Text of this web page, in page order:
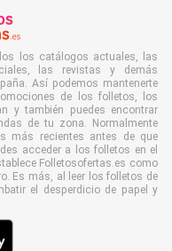
los catálogos actuales, las
las revistas y demás
Así podemos mantenerte
de los folletos, los
y también puedes encontrar
de tu zona. Normalmente
más recientes antes de que
acceder a los folletos en el
Folletosofertas.es como
Es más, al leer los folletos de
el desperdicio de papel y